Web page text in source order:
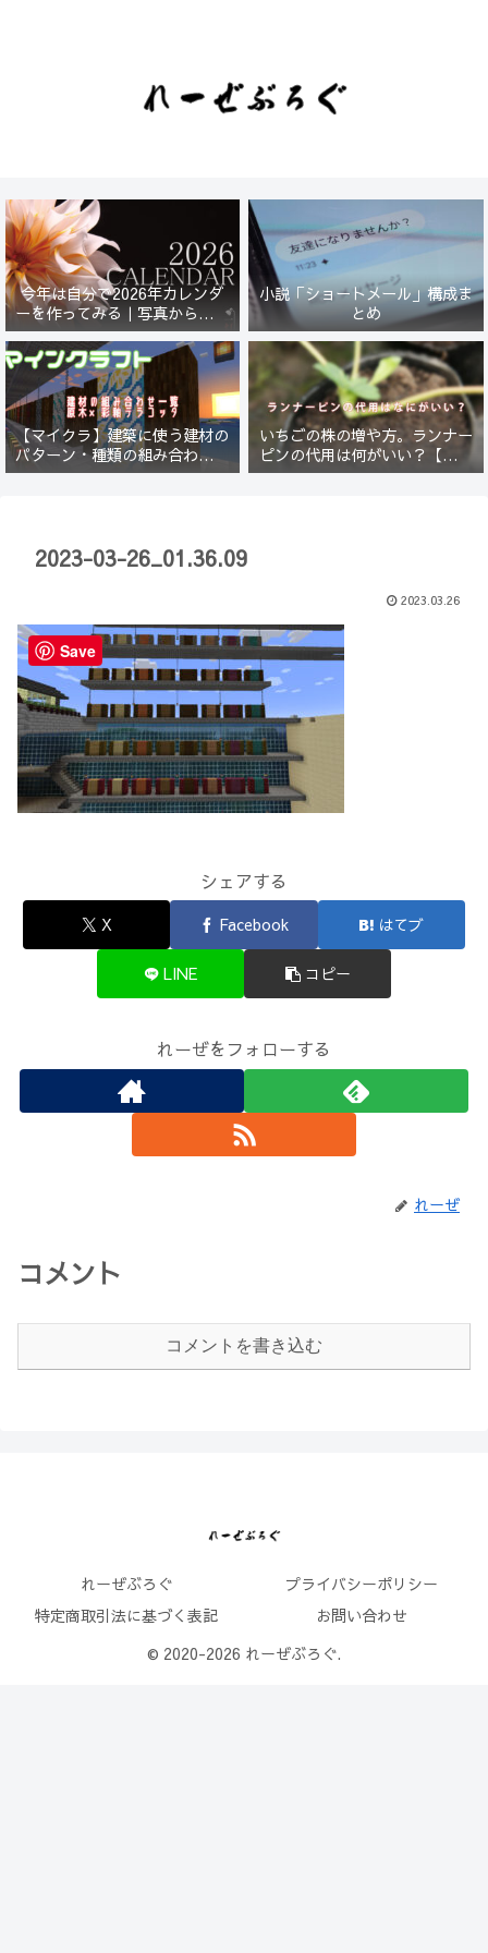
今年は自分で2026年カレンダ
ーを作ってみる｜写真から始ま
る小さなプロジェクト【一灯
花】
小説「ショートメール」構成ま
とめ
【マイクラ】建築に使う建材の
パターン・種類の組み合わせ一
覧！原木×彩釉テラコッタ編
いちごの株の増や方。ランナー
ピンの代用は何がいい？【５年
放置したイチゴは復活するの
2023-03-26_01.36.09
2023.03.26
シェアする
X Facebook はてブ
LINE コピー
れーぜをフォローする
れーぜ
コメント
コメントを書き込む
れーぜぶろぐ
プライバシーポリシー
特定商取引法に基づく表記
お問い合わせ
© 2020-2026 れーぜぶろぐ.
Save